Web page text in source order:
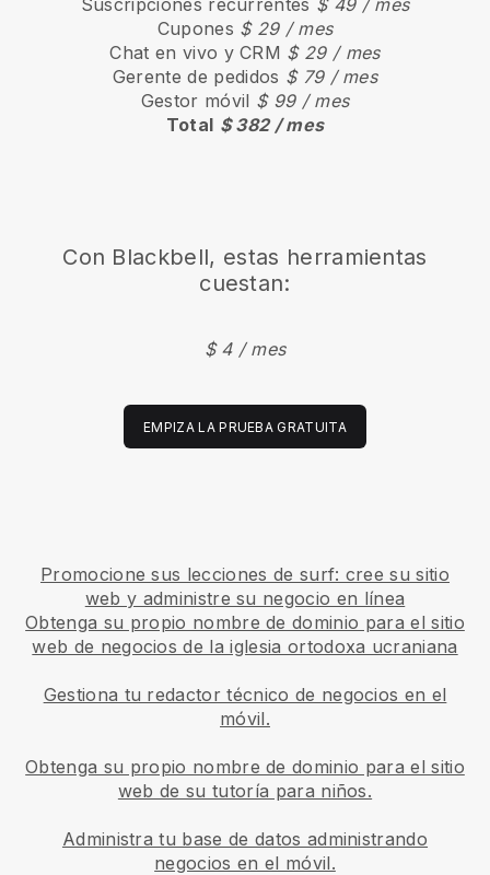
Cupones $ 29 / mes
Chat en vivo y CRM $ 29 / mes
Gerente de pedidos $ 79 / mes
Gestor móvil $ 99 / mes
Total $ 382 / mes
Con Blackbell, estas herramientas
cuestan:
$ 4 / mes
EMPIZA LA PRUEBA GRATUITA
Promocione sus lecciones de surf: cree su sitio
web y administre su negocio en línea
Obtenga su propio nombre de dominio para el sitio
web de negocios de la iglesia ortodoxa ucraniana
Gestiona tu redactor técnico de negocios en el
móvil.
Obtenga su propio nombre de dominio para el sitio
web de su tutoría para niños.
Administra tu base de datos administrando
negocios en el móvil.